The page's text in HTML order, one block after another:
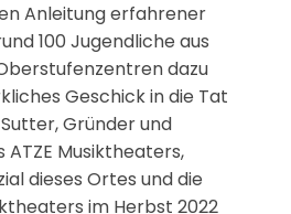
Anleitung erfahrener
100 Jugendliche aus
dazu
Geschick in die Tat
Gründer und
Musiktheaters,
dieses Ortes und die
im Herbst 2022